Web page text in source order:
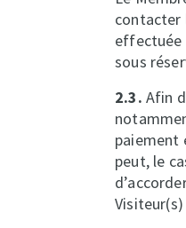
contacter
effectuée
sous
2.3. Afin
paiement
peut, le